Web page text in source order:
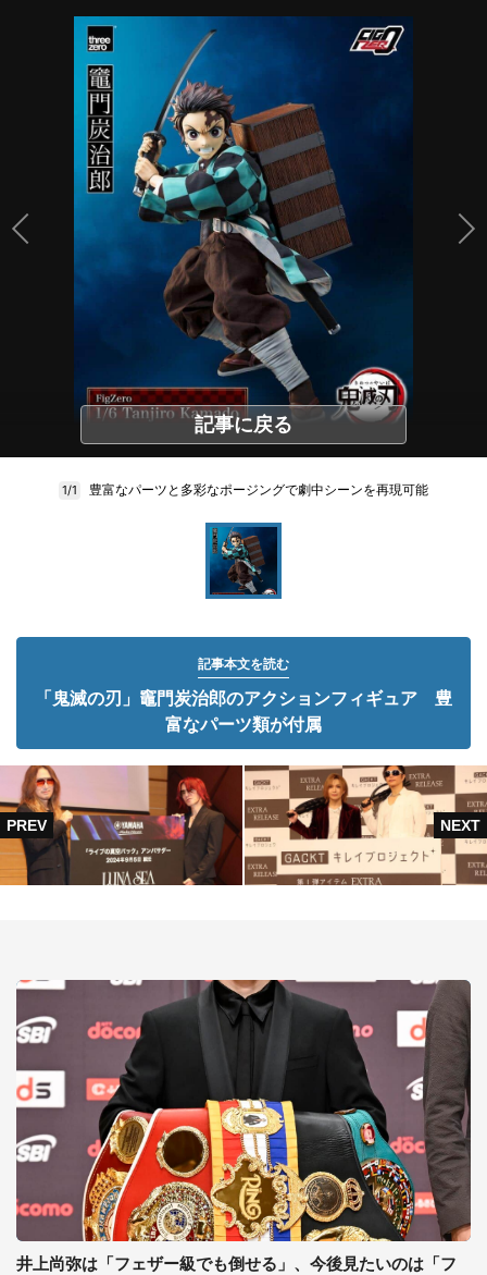
記事に戻る
1/1 豊富なパーツと多彩なポージングで劇中シーンを再現可能
記事本文を読む
「鬼滅の刃」竈門炭治郎のアクションフィギュア 豊
富なパーツ類が付属
井上尚弥は「フェザー級でも倒せる」、今後見たいのは「フ